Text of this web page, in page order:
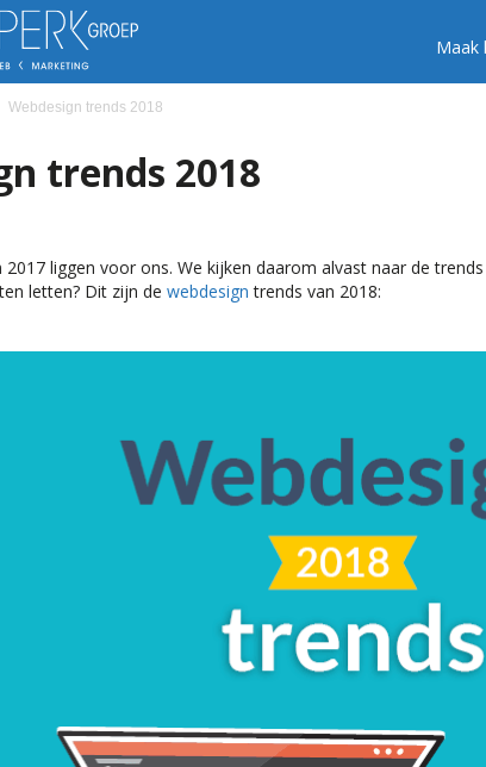
Maak
Webdesign trends 2018
trends 2018
2017 liggen voor ons. We kijken daarom alvast naar de
letten? Dit zijn de webdesign trends van 2018: